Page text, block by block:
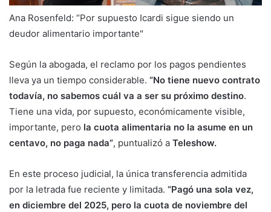
Ana Rosenfeld: “Por supuesto Icardi sigue siendo un
deudor alimentario importante"
Según la abogada, el reclamo por los pagos pendientes
lleva ya un tiempo considerable. “No tiene nuevo contrato
todavía, no sabemos cuál va a ser su próximo destino.
Tiene una vida, por supuesto, económicamente visible,
importante, pero la cuota alimentaria no la asume en un
centavo, no paga nada”, puntualizó a Teleshow.
En este proceso judicial, la única transferencia admitida
por la letrada fue reciente y limitada. “Pagó una sola vez,
en diciembre del 2025, pero la cuota de noviembre del